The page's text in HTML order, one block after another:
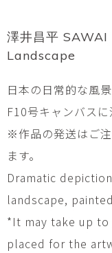
澤井昌平
Landscape
日本の日常的な風
F10号キャンバスに
※作品の発送はご
ます。
Dramatic
landscape,
*It may take up
placed for the